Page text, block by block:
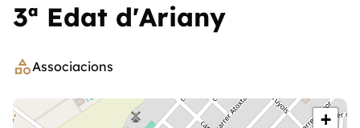
3ª Edat d'Ariany
categoryAssociacions
+